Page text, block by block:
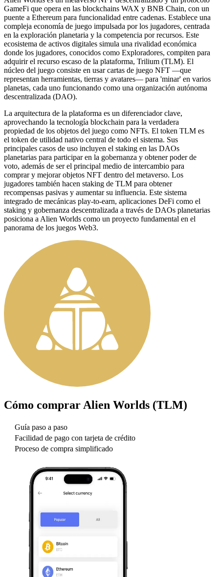
GameFi que opera en las blockchains WAX y BNB Chain, con un
puente a Ethereum para funcionalidad entre cadenas. Establece una
compleja economía de juego impulsada por los jugadores, centrada
en la exploración planetaria y la competencia por recursos. Este
ecosistema de activos digitales simula una rivalidad económica
donde los jugadores, conocidos como Exploradores, compiten para
adquirir el recurso escaso de la plataforma, Trilium (TLM). El
núcleo del juego consiste en usar cartas de juego NFT —que
representan herramientas, tierras y avatares— para 'minar' en varios
planetas, cada uno funcionando como una organización autónoma
descentralizada (DAO).
La arquitectura de la plataforma es un diferenciador clave,
aprovechando la tecnología blockchain para la verdadera
propiedad de los objetos del juego como NFTs. El token TLM es
el token de utilidad nativo central de todo el sistema. Sus
principales casos de uso incluyen el staking en las DAOs
planetarias para participar en la gobernanza y obtener poder de
voto, además de ser el principal medio de intercambio para
comprar y mejorar objetos NFT dentro del metaverso. Los
jugadores también hacen staking de TLM para obtener
recompensas pasivas y aumentar su influencia. Este sistema
integrado de mecánicas play-to-earn, aplicaciones DeFi como el
staking y gobernanza descentralizada a través de DAOs planetarias
posiciona a Alien Worlds como un proyecto fundamental en el
panorama de los juegos Web3.
Cómo comprar Alien Worlds (TLM)
Guía paso a paso
Facilidad de pago con tarjeta de crédito
Proceso de compra simplificado